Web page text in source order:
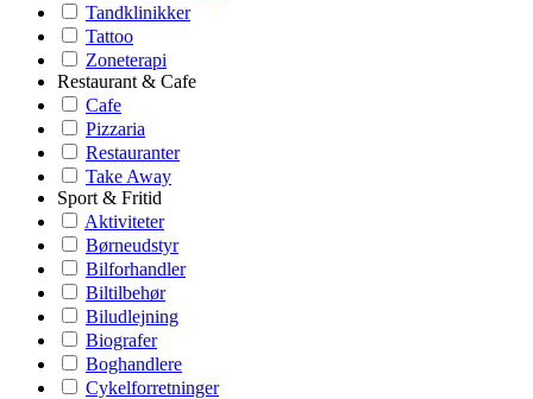
Tandklinikker
Tattoo
Zoneterapi
Restaurant & Cafe
Cafe
Pizzaria
Restauranter
Take Away
Sport & Fritid
Aktiviteter
Børneudstyr
Bilforhandler
Biltilbehør
Biludlejning
Biografer
Boghandlere
Cykelforretninger